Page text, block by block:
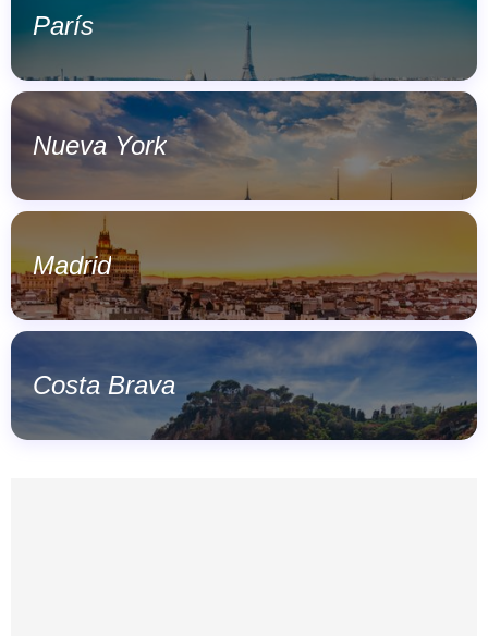
París
Nueva York
Madrid
Costa Brava